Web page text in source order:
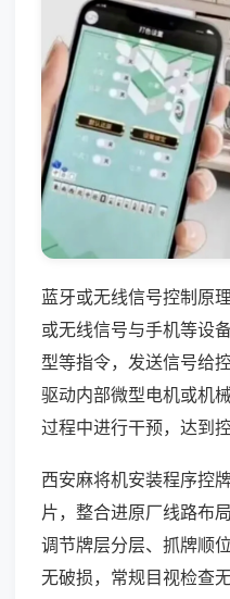
蓝牙或无线信号控制原
或无线信号与手机等设
型等指令，发送信号给
驱动内部微型电机或机
过程中进行干预，达到控
西安麻将机安装程序控
片，整合进原厂线路布
调节牌层分层、抓牌顺
无破损，常规目视检查